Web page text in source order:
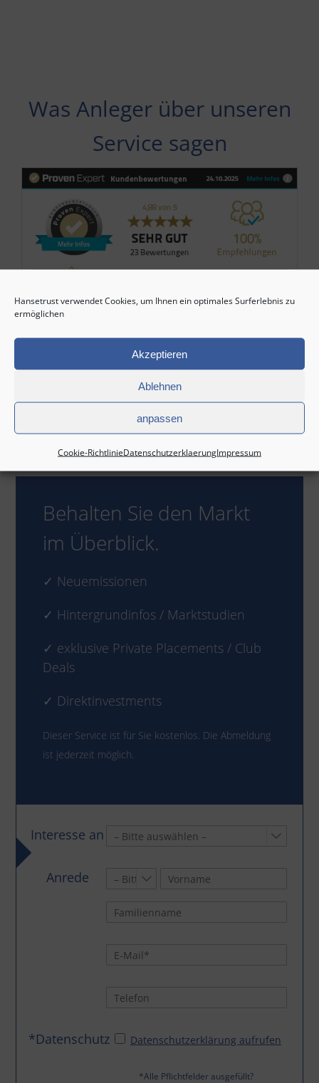
Hansetrust verwendet Cookies, um Ihnen ein optimales Surferlebnis zu
ermöglichen
Akzeptieren
Ablehnen
anpassen
Cookie-RichtlinieDatenschutzerklaerungImpressum
Was Anleger über unseren
Service sagen
Stets informiert – bleiben
Sie auf dem Laufenden
Behalten Sie den Markt
im Überblick.
✓ Neuemissionen
✓ Hintergrundinfos / Marktstudien
✓ exklusive Private Placements / Club
Deals
✓ Direktinvestments
Dieser Service ist für Sie kostenlos. Die Abmeldung
ist jederzeit möglich.
Interesse an 
Anrede 
*Datenschutz Datenschutzerklärung aufrufen
*Alle Pflichtfelder ausgefüllt?